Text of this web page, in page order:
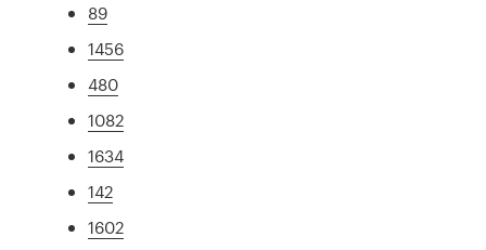
89
1456
480
1082
1634
142
1602